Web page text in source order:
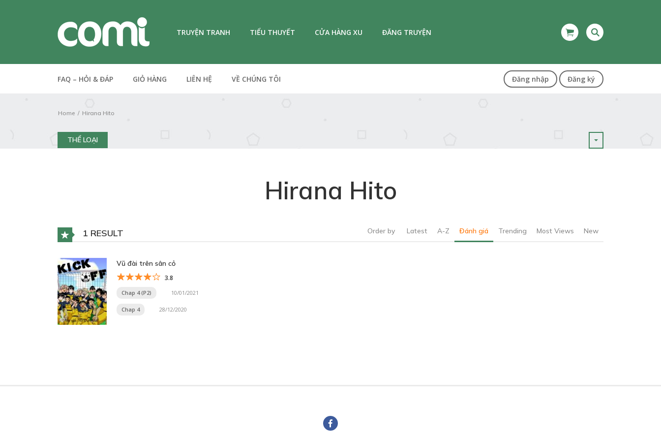
TRUYỆN TRANH TIỂU THUYẾT CỬA HÀNG XU ĐĂNG TRUYỆN
FAQ – HỎI & ĐÁP GIỎ HÀNG LIÊN HỆ VỀ CHÚNG TÔI Đăng nhập Đăng ký
Home Hirana Hito
THỂ LOẠI
Hirana Hito
1 RESULT Order by Latest A-Z Đánh giá Trending Most Views New
Vũ đài trên sân cỏ
3.8
Chap 4 (P2) 10/01/2021
Chap 4 28/12/2020